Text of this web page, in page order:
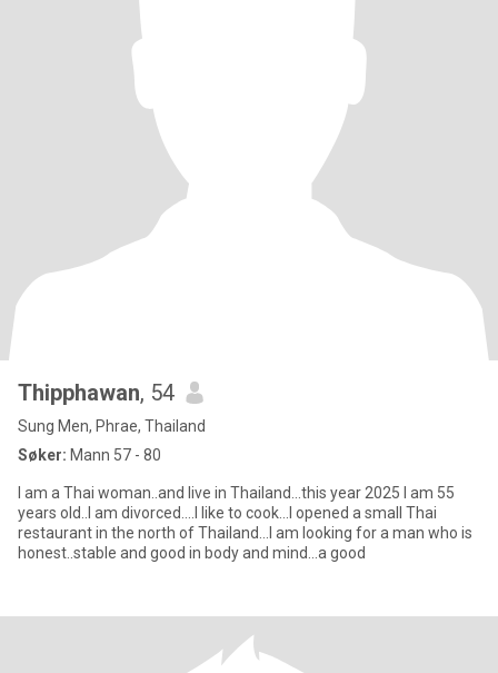
Thipphawan, 54
Sung Men, Phrae, Thailand
Søker: Mann 57 - 80
I am a Thai woman..and live in Thailand...this year 2025 I am 55
years old..I am divorced....I like to cook...I opened a small Thai
restaurant in the north of Thailand...I am looking for a man who is
honest..stable and good in body and mind...a good